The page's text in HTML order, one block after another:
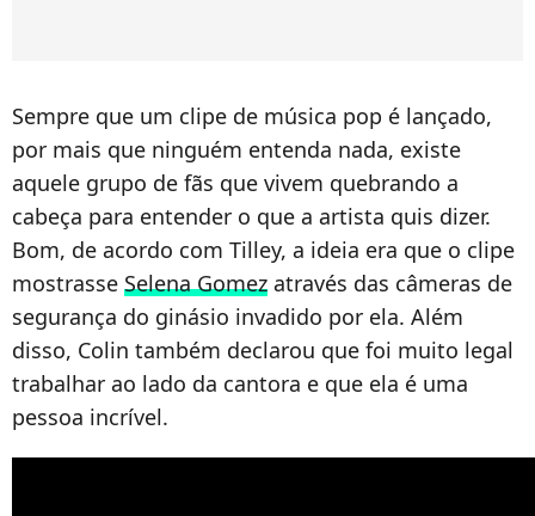
Sempre que um clipe de música pop é lançado,
por mais que ninguém entenda nada, existe
aquele grupo de fãs que vivem quebrando a
cabeça para entender o que a artista quis dizer.
Bom, de acordo com Tilley, a ideia era que o clipe
mostrasse Selena Gomez através das câmeras de
segurança do ginásio invadido por ela. Além
disso, Colin também declarou que foi muito legal
trabalhar ao lado da cantora e que ela é uma
pessoa incrível.